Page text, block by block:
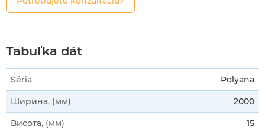
Tabuľka dát
Séria Polyana
Ширина, (мм) 2000
Висота, (мм) 15